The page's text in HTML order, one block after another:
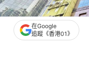
在Google
追蹤《香港01》